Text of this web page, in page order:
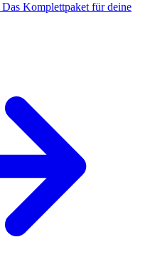
Das Komplettpaket für deine